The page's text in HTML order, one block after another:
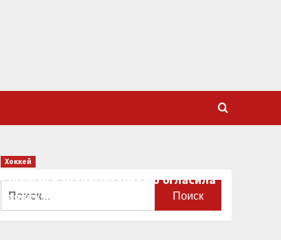
Хоккей
Сборная Канады по хоккею огласила
заявку на чемпионат мира